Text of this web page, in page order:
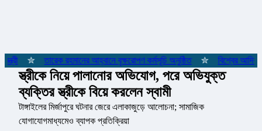
তারেক রহমানের আহ্বানে বৃক্ষরোপণ কর্মসূচি অনুষ্ঠিত বিশ্বের
স্ত্রীকে নিয়ে পালানোর অভিযোগ, পরে অভিযুক্ত
ব্যক্তির স্ত্রীকে বিয়ে করলেন স্বামী
টাঙ্গাইলের মির্জাপুরে ঘটনার জেরে এলাকাজুড়ে আলোচনা; সামাজিক
যোগাযোগমাধ্যমেও ব্যাপক প্রতিক্রিয়া